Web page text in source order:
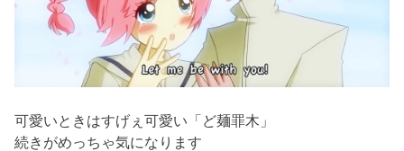
可愛いときはすげぇ可愛い「ど麺罪木」
続きがめっちゃ気になります